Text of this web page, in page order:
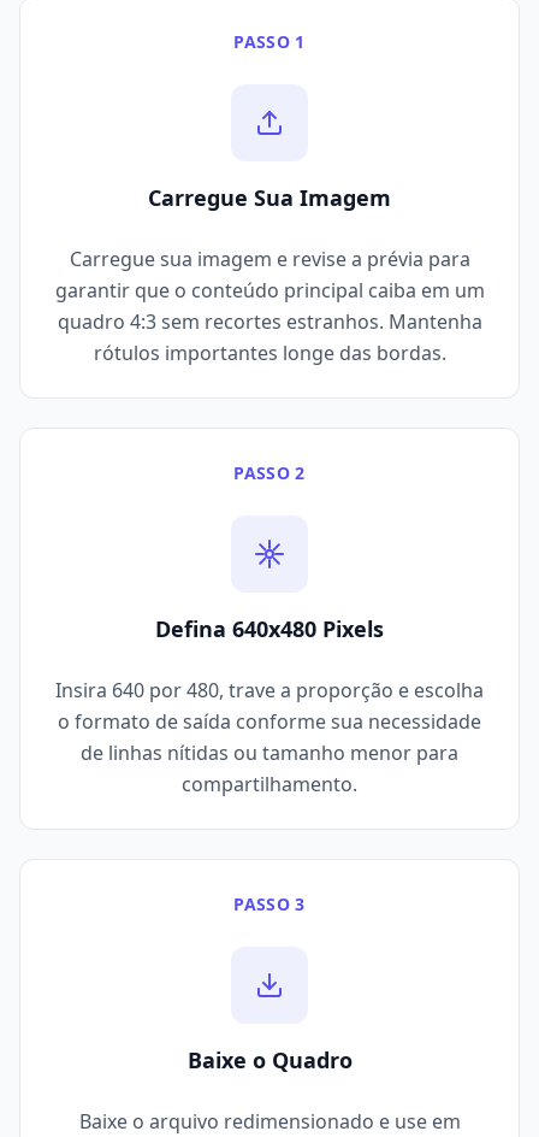
PASSO 1
Carregue Sua Imagem
Carregue sua imagem e revise a prévia para
garantir que o conteúdo principal caiba em um
quadro 4:3 sem recortes estranhos. Mantenha
rótulos importantes longe das bordas.
PASSO 2
Defina 640x480 Pixels
Insira 640 por 480, trave a proporção e escolha
o formato de saída conforme sua necessidade
de linhas nítidas ou tamanho menor para
compartilhamento.
PASSO 3
Baixe o Quadro
Baixe o arquivo redimensionado e use em